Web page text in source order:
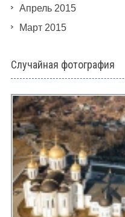
Апрель 2015
Март 2015
Случайная фотография